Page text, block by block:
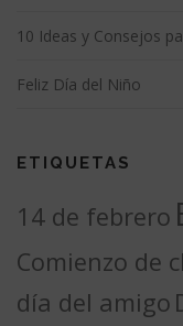
10 Ideas y Consejos
Feliz Día del Niño
ETIQUETAS
14 de febrero
Comienzo de
día del amigo